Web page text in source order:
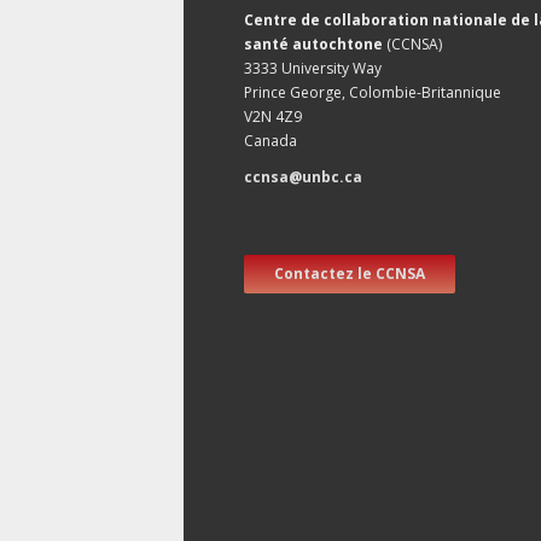
Centre de collaboration nationale de
santé autochtone (CCNSA)
3333 University Way
Prince George, Colombie-Britannique
V2N 4Z9
Canada
ccnsa@unbc.ca
Contactez le CCNSA